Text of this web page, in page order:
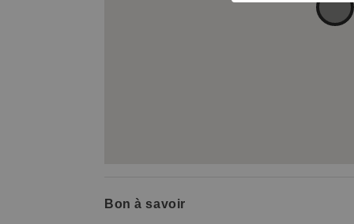
Bon à savoir